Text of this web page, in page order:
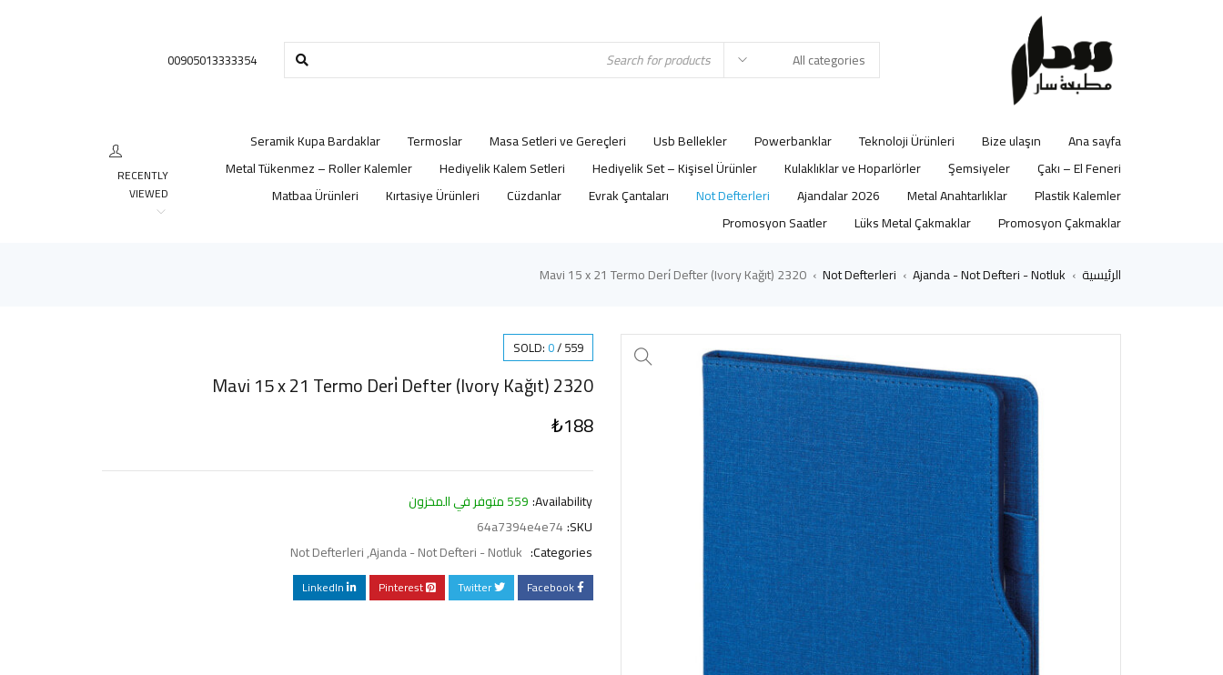
00905013333354
Ana sayfa
Bize ulaşın
Teknoloji Ürünleri
Powerbanklar
Usb Bellekler
Masa Setleri ve Gereçleri
Termoslar
Seramik Kupa Bardaklar
Çakı – El Feneri
Şemsiyeler
Kulaklıklar ve Hoparlörler
Hediyelik Set – Kişisel Ürünler
Hediyelik Kalem Setleri
Metal Tükenmez – Roller Kalemler
Plastik Kalemler
Metal Anahtarlıklar
2026 Ajandalar
Not Defterleri
Evrak Çantaları
Cüzdanlar
Kırtasiye Ürünleri
Matbaa Ürünleri
Promosyon Çakmaklar
Lüks Metal Çakmaklar
Promosyon Saatler
RECENTLY
VIEWED
الرئيسية ›
Ajanda - Not Defteri - Notluk
›
Not Defterleri
›
2320 Mavi 15 x 21 Termo Deri̇ Defter (Ivory Kağıt)
SOLD: 0/559
2320 Mavi 15 x 21 Termo Deri̇ Defter (Ivory Kağıt)
₺188
Availability: 559 متوفر في المخزون
SKU:
64a7394e4e74
Categories:
Ajanda - Not Defteri - Notluk
,
Not Defterleri
Facebook
Twitter
Pinterest
LinkedIn